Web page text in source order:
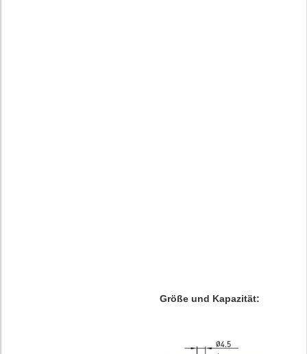
Größe und Kapazität: